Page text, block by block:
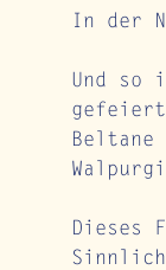
In der
Und so
gefeiert
Dieses